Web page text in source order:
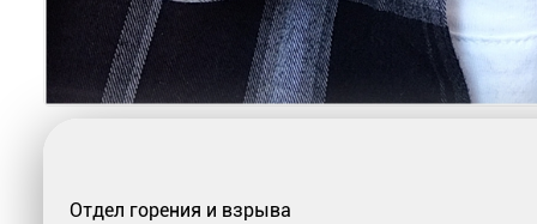
Отдел горения и взрыва